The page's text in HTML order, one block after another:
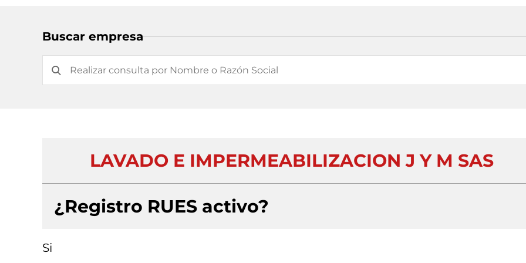
Buscar empresa
LAVADO E IMPERMEABILIZACION J Y M SAS
¿Registro RUES activo?
Si